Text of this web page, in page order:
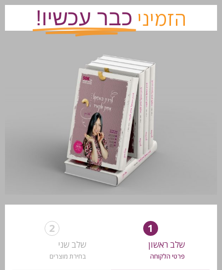
הזמיני כבר עכשיו!
1
שלב ראשון
פרטי הלקוחה
2
שלב שני
בחירת מוצרים